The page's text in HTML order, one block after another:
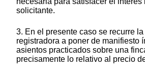
solicitante.
3. En el presente caso se recurre
registradora a poner de manifiesto
asientos practicados sobre una
precisamente lo relativo al precio